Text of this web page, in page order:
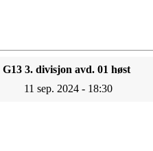
G13 3. divisjon avd. 01 høst
11 sep. 2024 - 18:30